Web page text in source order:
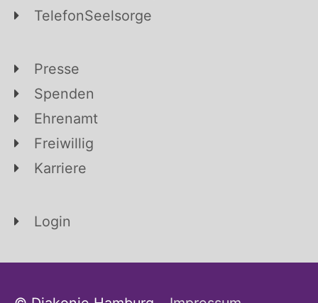
TelefonSeelsorge
Presse
Spenden
Ehrenamt
Freiwillig
Karriere
Login